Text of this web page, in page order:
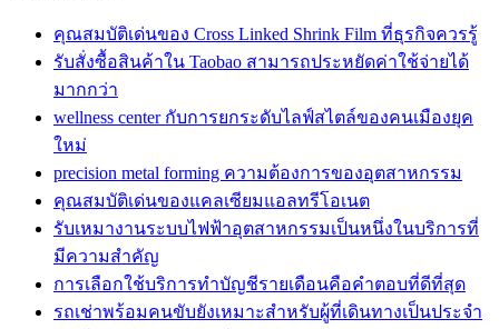
คุณสมบัติเด่นของ Cross Linked Shrink Film ที่ธุรกิจควรรู้
รับสั่งซื้อสินค้าใน Taobao สามารถประหยัดค่าใช้จ่ายได้
มากกว่า
wellness center กับการยกระดับไลฟ์สไตล์ของคนเมืองยุค
ใหม่
precision metal forming ความต้องการของอุตสาหกรรม
คุณสมบัติเด่นของแคลเซียมแอลทรีโอเนต
รับเหมางานระบบไฟฟ้าอุตสาหกรรมเป็นหนึ่งในบริการที่
มีความสำคัญ
การเลือกใช้บริการทำบัญชีรายเดือนคือคำตอบที่ดีที่สุด
รถเช่าพร้อมคนขับยังเหมาะสำหรับผู้ที่เดินทางเป็นประจำ